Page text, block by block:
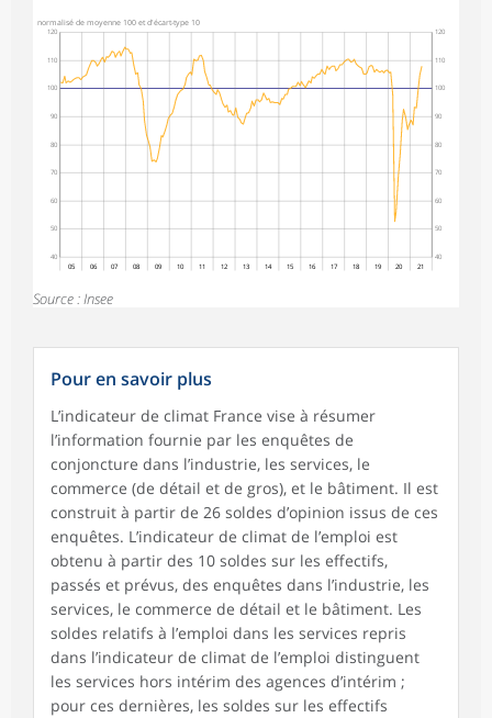
100
110
120
90
80
70
60
50
40 40
50
60
70
80
90
100
110
120
normalisé de moyenne 100 et d'écart-type 10
05 06 07 08 09 10 11 12 13 14 15 16 17 18 19 20 21
Source : Insee
Pour en savoir plus
L’indicateur de climat France vise à résumer
l’information fournie par les enquêtes de
conjoncture dans l’industrie, les services, le
commerce (de détail et de gros), et le bâtiment. Il est
construit à partir de 26 soldes d’opinion issus de ces
enquêtes. L’indicateur de climat de l’emploi est
obtenu à partir des 10 soldes sur les effectifs,
passés et prévus, des enquêtes dans l’industrie, les
services, le commerce de détail et le bâtiment. Les
soldes relatifs à l’emploi dans les services repris
dans l’indicateur de climat de l’emploi distinguent
les services hors intérim des agences d’intérim ;
pour ces dernières, les soldes sur les effectifs